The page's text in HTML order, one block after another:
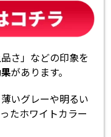
さ」などの印象を
があります。
いグレーや明るい
たホワイトカラー